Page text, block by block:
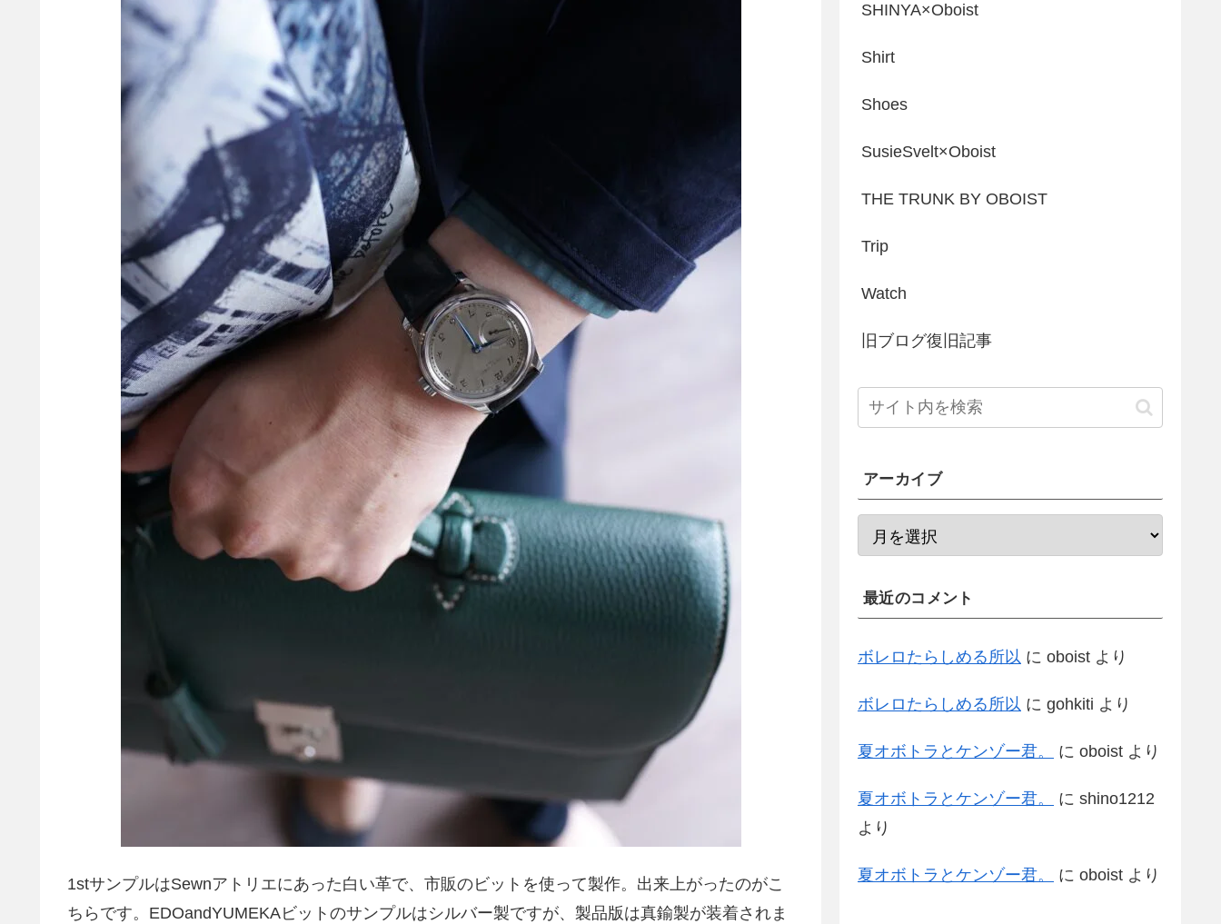
1stサンプルはSewnアトリエにあった白い革で、市販のビットを使って製作。出来上がったのがこ
ちらです。EDOandYUMEKAビットのサンプルはシルバー製ですが、製品版は真鍮製が装着されま
SHINYA×Oboist
Shirt
Shoes
SusieSvelt×Oboist
THE TRUNK BY OBOIST
Trip
Watch
旧ブログ復旧記事
アーカイブ
最近のコメント
ボレロたらしめる所以 に oboist より
ボレロたらしめる所以 に gohkiti より
夏オボトラとケンゾー君。 に oboist より
夏オボトラとケンゾー君。 に shino1212
より
夏オボトラとケンゾー君。 に oboist より